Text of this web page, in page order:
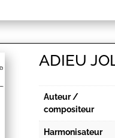
ADIEU
Auteur /
compositeur
Harmonisateur